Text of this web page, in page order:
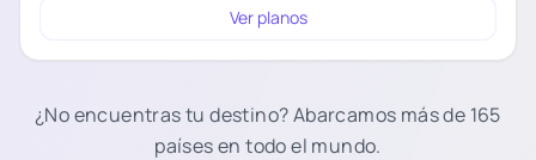
Ver planos
¿No encuentras tu destino? Abarcamos más de 165
países en todo el mundo.